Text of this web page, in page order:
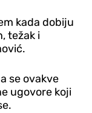
kada dobiju
težak i
se ovakve
ugovore koji